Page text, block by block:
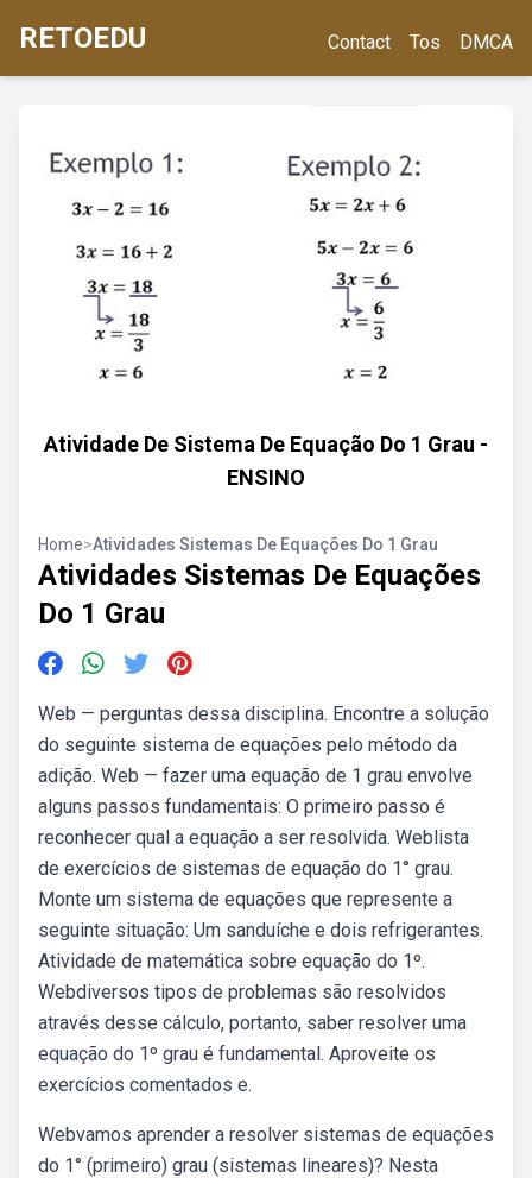
RETOEDU Contact Tos DMCA
Atividade De Sistema De Equação Do 1 Grau -
ENSINO
Home>Atividades Sistemas De Equações Do 1 Grau
Atividades Sistemas De Equações
Do 1 Grau
Web — perguntas dessa disciplina. Encontre a solução
do seguinte sistema de equações pelo método da
adição. Web — fazer uma equação de 1 grau envolve
alguns passos fundamentais: O primeiro passo é
reconhecer qual a equação a ser resolvida. Weblista
de exercícios de sistemas de equação do 1° grau.
Monte um sistema de equações que represente a
seguinte situação: Um sanduíche e dois refrigerantes.
Atividade de matemática sobre equação do 1º.
Webdiversos tipos de problemas são resolvidos
através desse cálculo, portanto, saber resolver uma
equação do 1º grau é fundamental. Aproveite os
exercícios comentados e.
Webvamos aprender a resolver sistemas de equações
do 1° (primeiro) grau (sistemas lineares)? Nesta